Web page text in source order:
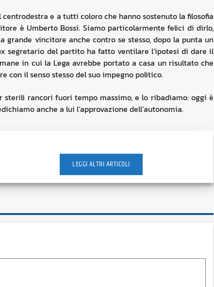
e a tutti coloro che hanno sostenuto la filosofia
è Umberto Bossi. Siamo particolarmente felici di dirlo,
grande vincitore anche contro se stesso, dopo la punta un
segretario del partito ha fatto ventilare l’ipotesi di dare il
in cui la Lega avrebbe portato a casa un risultato che
con il senso stesso del suo impegno politico.
sterili rancori fuori tempo massimo, e lo ribadiamo: oggi è
anche a lui l’approvazione dell’autonomia.
LEGGI ALTRI ARTICOLI